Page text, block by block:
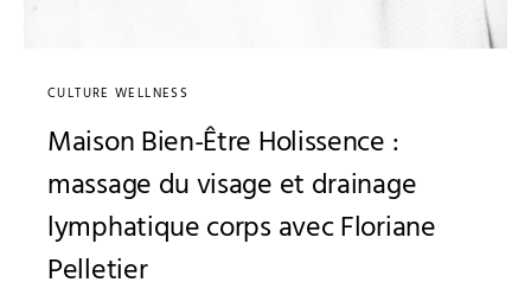
CULTURE WELLNESS
Maison Bien-Être Holissence :
massage du visage et drainage
lymphatique corps avec Floriane
Pelletier